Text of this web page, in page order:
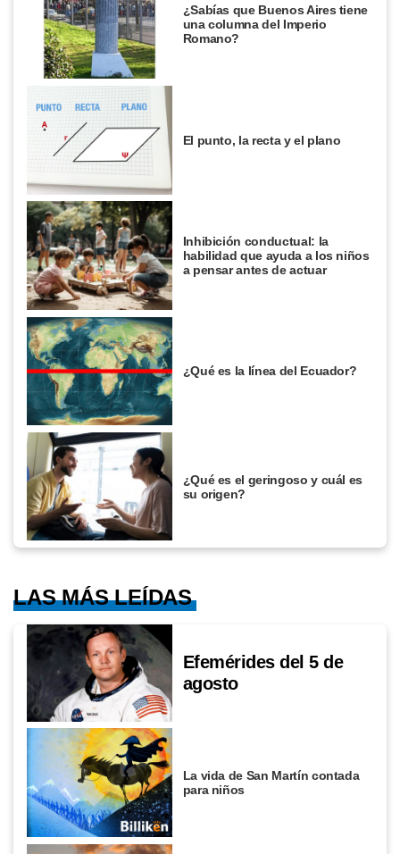
¿Sabías que Buenos Aires tiene
una columna del Imperio
Romano?
El punto, la recta y el plano
Inhibición conductual: la
habilidad que ayuda a los niños
a pensar antes de actuar
¿Qué es la línea del Ecuador?
¿Qué es el geringoso y cuál es
su origen?
LAS MÁS LEÍDAS
Efemérides del 5 de
agosto
La vida de San Martín contada
para niños